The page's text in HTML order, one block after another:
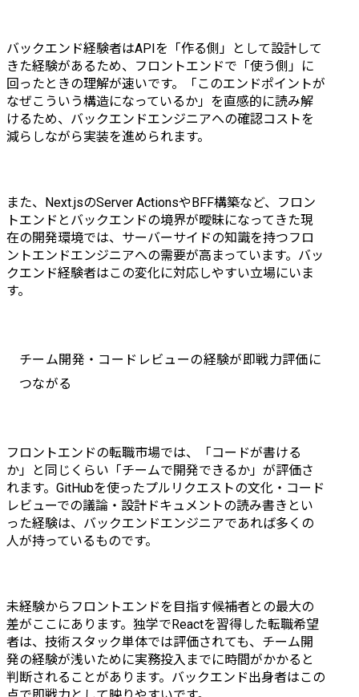
サービスと連携した新た
なサービスの共同開発を
行う。
・コンシューマ向け信託
財産管理の新規開発プロ
情報、カード情報をもと
に資産を管理し、公正証
書作成のサポートを行う
Webアプリケーションの
新規開発。
インフラ、フロント、バ
人数:15名
語:TypeScript(Next.js)、
水準を担保しながら開発
を行う。
・法人向けDX推進の新規
開発プロジェクト
概要:中小企業様のDX推進
ンの新規開発。
CI/CDを回したアジャイ
ル・スクラムによるスピ
ード開発を行う。
担当:要件定義〜運用保守
人数:8名
バックエンド経験者はAPIを「作る側」として設計して
きた経験があるため、フロントエンドで「使う側」に
回ったときの理解が速いです。「このエンドポイントが
なぜこういう構造になっているか」を直感的に読み解
けるため、バックエンドエンジニアへの確認コストを
減らしながら実装を進められます。
また、Next.jsのServer ActionsやBFF構築など、フロン
トエンドとバックエンドの境界が曖昧になってきた現
在の開発環境では、サーバーサイドの知識を持つフロ
ントエンドエンジニアへの需要が高まっています。バッ
クエンド経験者はこの変化に対応しやすい立場にいま
す。
チーム開発・コードレビューの経験が即戦力評価に
つながる
フロントエンドの転職市場では、「コードが書ける
か」と同じくらい「チームで開発できるか」が評価さ
れます。GitHubを使ったプルリクエストの文化・コード
レビューでの議論・設計ドキュメントの読み書きとい
った経験は、バックエンドエンジニアであれば多くの
人が持っているものです。
未経験からフロントエンドを目指す候補者との最大の
差がここにあります。独学でReactを習得した転職希望
者は、技術スタック単体では評価されても、チーム開
発の経験が浅いために実務投入までに時間がかかると
判断されることがあります。バックエンド出身者はこの